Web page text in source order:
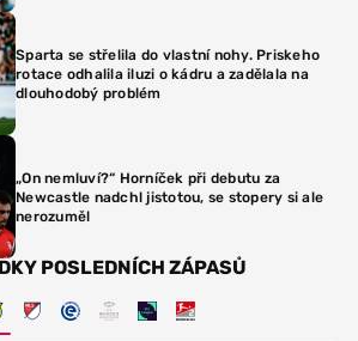
Sparta se střelila do vlastní nohy. Priskeho
rotace odhalila iluzi o kádru a zadělala na
dlouhodobý problém
„On nemluví?“ Horníček při debutu za
Newcastle nadchl jistotou, se stopery si ale
nerozuměl
POSLEDNÍCH ZÁPASŮ